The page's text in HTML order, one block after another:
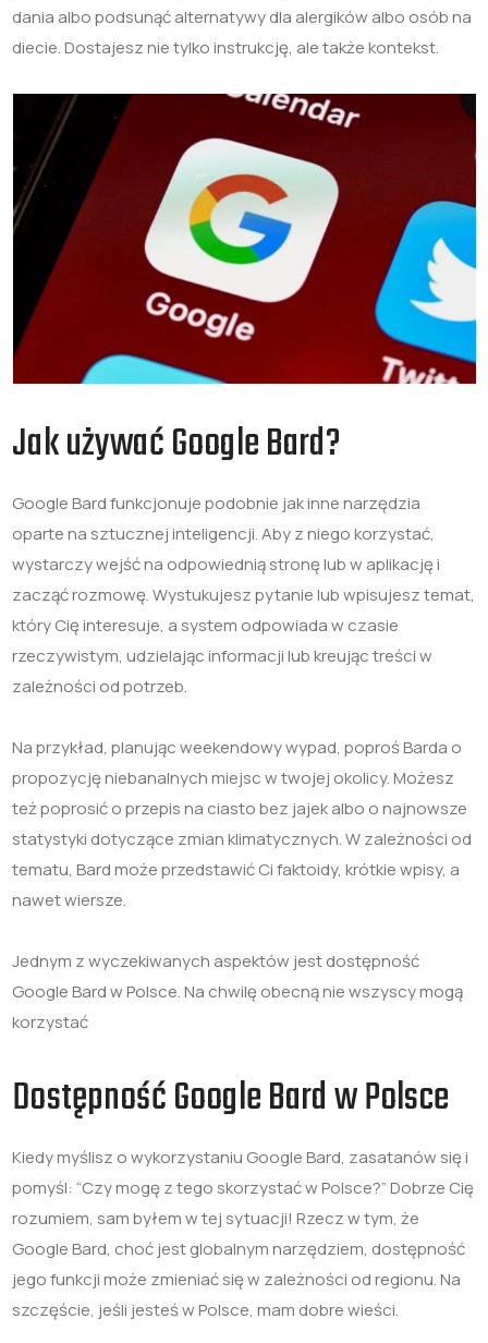
dania albo podsunąć alternatywy dla alergików albo osób na
diecie. Dostajesz nie tylko instrukcję, ale także kontekst.
Jak używać Google Bard?
Google Bard funkcjonuje podobnie jak inne narzędzia
oparte na sztucznej inteligencji. Aby z niego korzystać,
wystarczy wejść na odpowiednią stronę lub w aplikację i
zacząć rozmowę. Wystukujesz pytanie lub wpisujesz temat,
który Cię interesuje, a system odpowiada w czasie
rzeczywistym, udzielając informacji lub kreując treści w
zależności od potrzeb.
Na przykład, planując weekendowy wypad, poproś Barda o
propozycję niebanalnych miejsc w twojej okolicy. Możesz
też poprosić o przepis na ciasto bez jajek albo o najnowsze
statystyki dotyczące zmian klimatycznych. W zależności od
tematu, Bard może przedstawić Ci faktoidy, krótkie wpisy, a
nawet wiersze.
Jednym z wyczekiwanych aspektów jest dostępność
Google Bard w Polsce. Na chwilę obecną nie wszyscy mogą
korzystać
Dostępność Google Bard w Polsce
Kiedy myślisz o wykorzystaniu Google Bard, zasatanów się i
pomyśl: “Czy mogę z tego skorzystać w Polsce?” Dobrze Cię
rozumiem, sam byłem w tej sytuacji! Rzecz w tym, że
Google Bard, choć jest globalnym narzędziem, dostępność
jego funkcji może zmieniać się w zależności od regionu. Na
szczęście, jeśli jesteś w Polsce, mam dobre wieści.